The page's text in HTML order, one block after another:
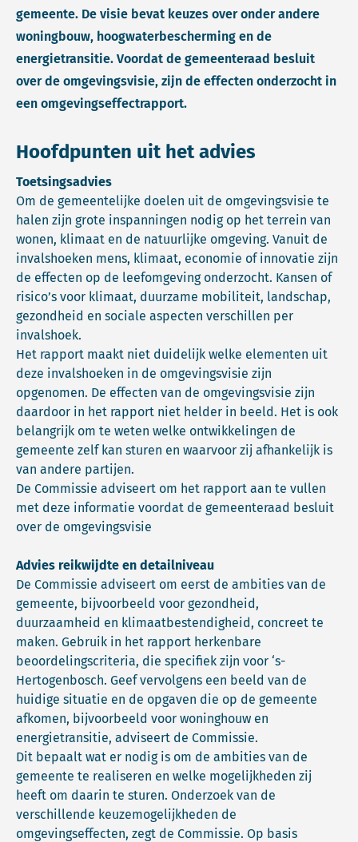
gemeente. De visie bevat keuzes over onder andere
woningbouw, hoogwaterbescherming en de
energietransitie. Voordat de gemeenteraad besluit
over de omgevingsvisie, zijn de effecten onderzocht in
een omgevingseffectrapport.
Hoofdpunten uit het advies
Toetsingsadvies
Om de gemeentelijke doelen uit de omgevingsvisie te
halen zijn grote inspanningen nodig op het terrein van
wonen, klimaat en de natuurlijke omgeving. Vanuit de
invalshoeken mens, klimaat, economie of innovatie zijn
de effecten op de leefomgeving onderzocht. Kansen of
risico’s voor klimaat, duurzame mobiliteit, landschap,
gezondheid en sociale aspecten verschillen per
invalshoek.
Het rapport maakt niet duidelijk welke elementen uit
deze invalshoeken in de omgevingsvisie zijn
opgenomen. De effecten van de omgevingsvisie zijn
daardoor in het rapport niet helder in beeld. Het is ook
belangrijk om te weten welke ontwikkelingen de
gemeente zelf kan sturen en waarvoor zij afhankelijk is
van andere partijen.
De Commissie adviseert om het rapport aan te vullen
met deze informatie voordat de gemeenteraad besluit
over de omgevingsvisie
Advies reikwijdte en detailniveau
De Commissie adviseert om eerst de ambities van de
gemeente, bijvoorbeeld voor gezondheid,
duurzaamheid en klimaatbestendigheid, concreet te
maken. Gebruik in het rapport herkenbare
beoordelingscriteria, die specifiek zijn voor ‘s-
Hertogenbosch. Geef vervolgens een beeld van de
huidige situatie en de opgaven die op de gemeente
afkomen, bijvoorbeeld voor woninghouw en
energietransitie, adviseert de Commissie.
Dit bepaalt wat er nodig is om de ambities van de
gemeente te realiseren en welke mogelijkheden zij
heeft om daarin te sturen. Onderzoek van de
verschillende keuzemogelijkheden de
omgevingseffecten, zegt de Commissie. Op basis